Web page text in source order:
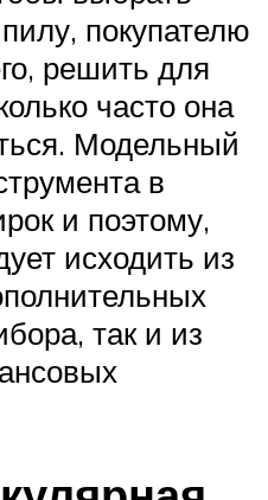
покупателю
решить для
часто она
Модельный
в
и поэтому,
исходить из
так и из